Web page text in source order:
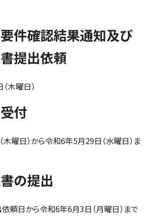
件確認結果通知及び
提出依頼
木曜日）
付
曜日）から令和6年5月29日（水曜日）ま
の提出
頼日から令和6年6月3日（月曜日）まで